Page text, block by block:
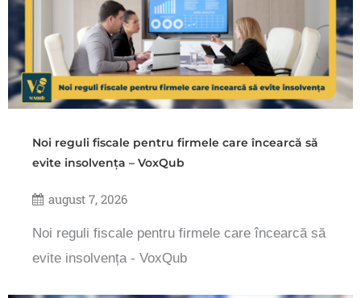
Noi reguli fiscale pentru firmele care încearcă să
evite insolvența – VoxQub
august 7, 2026
Noi reguli fiscale pentru firmele care încearcă să
evite insolvența - VoxQub